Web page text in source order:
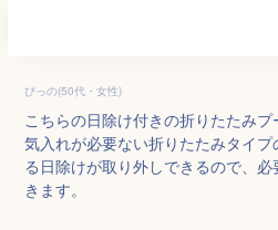
ぴっの(50代・女性)
こちらの日除け付きの折りたたみ
気入れが必要ない折りたたみタイ
る日除けが取り外しできるので、
きます。